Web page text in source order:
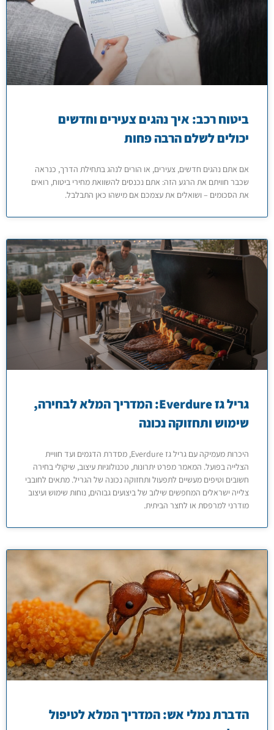
ביטוח רכב: איך נהגים צעירים וחדשים
יכולים לשלם הרבה פחות
אם אתם נהגים חדשים, צעירים, או הורים לנהג בתחילת הדרך, כנראה
שכבר חוויתם את הרגע הזה: אתם נכנסים להשוואת מחירי ביטוח, רואים
את הסכומים – ושואלים את עצמכם אם מישהו כאן התבלבל.
גריל גז Everdure: המדריך המלא לבחירה,
שימוש ותחזוקה נכונה
היכרות מעמיקה עם גריל גז Everdure, מסדרת הדגמים ועד חוויית
הצלייה בפועל. המאמר מפרט יתרונות, טכנולוגיות עיצוב, שיקולי בחירה
חשובים וטיפים מעשיים לתפעול ותחזוקה נכונה של הגריל. מתאים לחובבי
צלייה ישראלים המחפשים שילוב של ביצועים גבוהים, נוחות שימוש ועיצוב
מודרני למרפסת או לחצר הביתית.
הדברת נמלי אש: המדריך המלא לטיפול